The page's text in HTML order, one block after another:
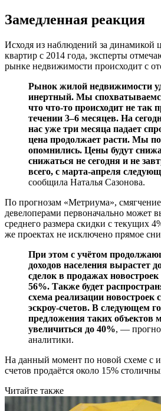
Замедленная реакция
Исходя из наблюдений за динамикой
квартир с 2014 года, эксперты
рынке недвижимости происходит с
Рынок жилой недвижимости
инертный. Мы
что что-то происходит не так
течении 3–6 месяцев. На
нас уже три месяца падает
цена продолжает расти. Мы
опомнились. Цены будут
снижаться не сегодня и не
всего, с марта-апреля
сообщила Наталья Сазонова.
По прогнозам «Метриума»,
девелоперами первоначально может
среднего размера скидки с текущих
же проектах не исключено прямое
При этом с учётом
доходов населения вырастет
сделок в продажах
56%. Также будет
схема реализации новостроек
эскроу-счетов. В следующем
предложения таких объектов
увеличиться до 40%, —
аналитики.
На данный момент по новой схеме с
счетов продаётся около 15%
Читайте также